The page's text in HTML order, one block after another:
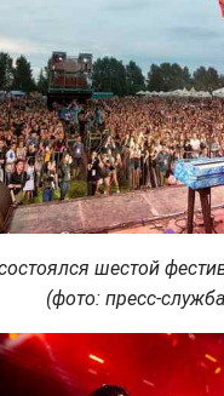
шестой
(фото: пресс-